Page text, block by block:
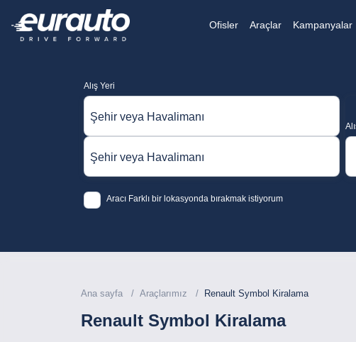
Ofisler Araçlar Kampanyalar
Alış Yeri
Şehir veya Havalimanı
Şehir veya Havalimanı
Aracı Farklı bir lokasyonda bırakmak istiyorum
Ana sayfa Araçlarımız Renault Symbol Kiralama
Renault Symbol Kiralama